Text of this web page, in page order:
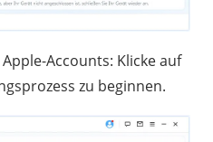
Accounts: Klicke auf
zu beginnen.